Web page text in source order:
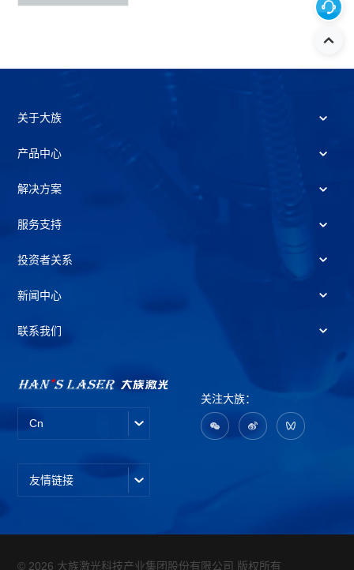
Cn
关注大族：
友情链接
关于大族
产品中心
解决方案
服务支持
投资者关系
新闻中心
联系我们
© 2026 大族激光科技产业集团股份有限公司 版权所有